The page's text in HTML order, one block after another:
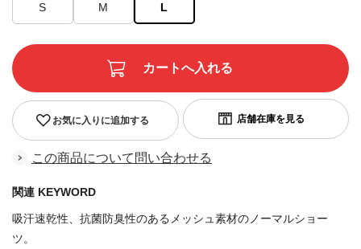
S M L
お気に入りに追加する
この商品について問い合わせる
関連 KEYWORD
吸汗速乾性、抗菌防臭性のあるメッシュ素材のノーマルショー
ツ。